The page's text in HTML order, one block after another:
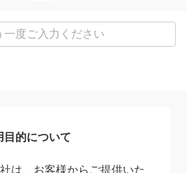
目的について
は、お客様からご提供いた